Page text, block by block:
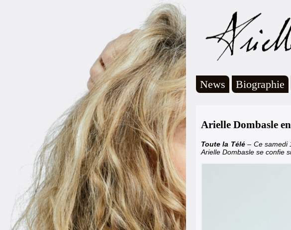
News Biographie
Arielle Dombasle
Toute la Télé– Ce samedi
Arielle Dombasle se confie